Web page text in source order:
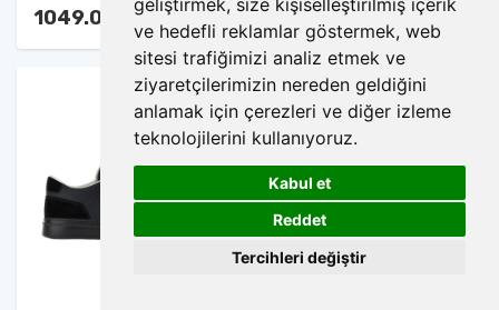
geliştirmek, size kişiselleştirilmiş içerik
ve hedefli reklamlar göstermek, web
sitesi trafiğimizi analiz etmek ve
ziyaretçilerimizin nereden geldiğini
anlamak için çerezleri ve diğer izleme
teknolojilerini kullanıyoruz.
Kabul et
Reddet
Tercihleri değiştir
1049.00 TL 1049.00 TL